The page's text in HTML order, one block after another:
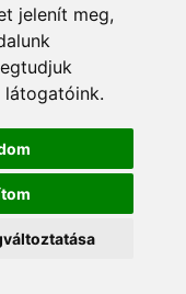
jelenít meg,
látogatóink.